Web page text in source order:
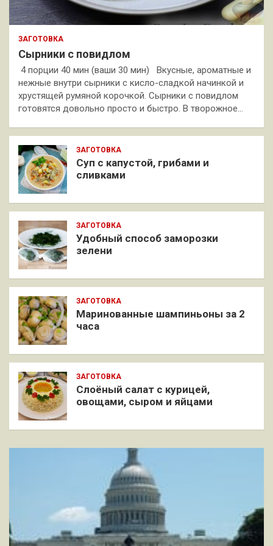
ЗАГОТОВКА
Сырники с повидлом
4 порции 40 мин (ваши 30 мин) Вкусные, ароматные и
нежные внутри сырники с кисло-сладкой начинкой и
хрустящей румяной корочкой. Сырники с повидлом
готовятся довольно просто и быстро. В творожное…
ЗАГОТОВКА
Суп с капустой, грибами и
сливками
ЗАГОТОВКА
Удобный способ заморозки
зелени
ЗАГОТОВКА
Маринованные шампиньоны за 2
часа
ЗАГОТОВКА
Слоёный салат с курицей,
овощами, сыром и яйцами